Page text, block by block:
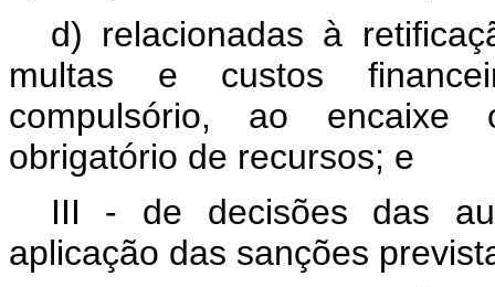
d) relacionadas à
multas e custos
compulsório, ao encaixe
obrigatório de recursos; e
III - de decisões das
aplicação das sanções